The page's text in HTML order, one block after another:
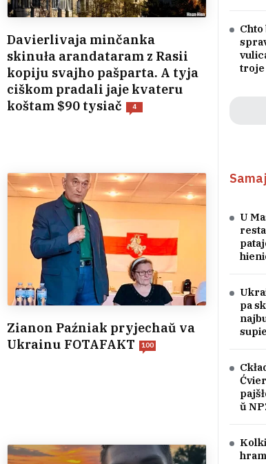
Davierlivaja minčanka
skinuła arandataram z Rasii
kopiju svajho pašparta. A tyja
ciškom pradali jaje kvateru
koštam $90 tysiač
4
Zianon Paźniak pryjechaŭ va
Ukrainu FOTAFAKT
100
troje
U
pa
ŭ